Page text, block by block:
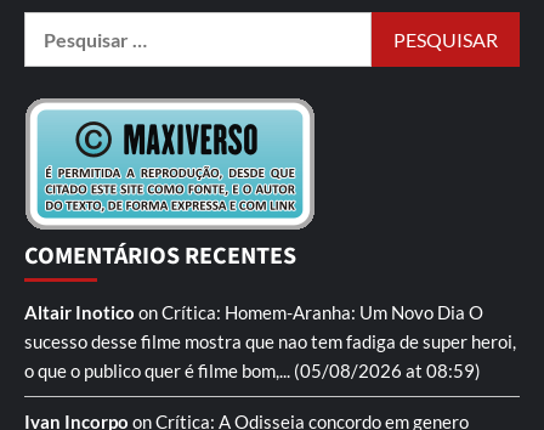
COMENTÁRIOS RECENTES
Altair Inotico onCrítica: Homem-Aranha: Um Novo Dia O
sucesso desse filme mostra que nao tem fadiga de super heroi,
o que o publico quer é filme bom,... (05/08/2026 at 08:59)
Ivan Incorpo onCrítica: A Odisseia concordo em genero